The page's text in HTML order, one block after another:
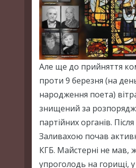
Але ще до прийняття
проти 9 березня (на
народження поета)
знищений за
партійних органів.
Заливахою почав
КГБ. Майстерні не мав,
упроголодь на горищі, у